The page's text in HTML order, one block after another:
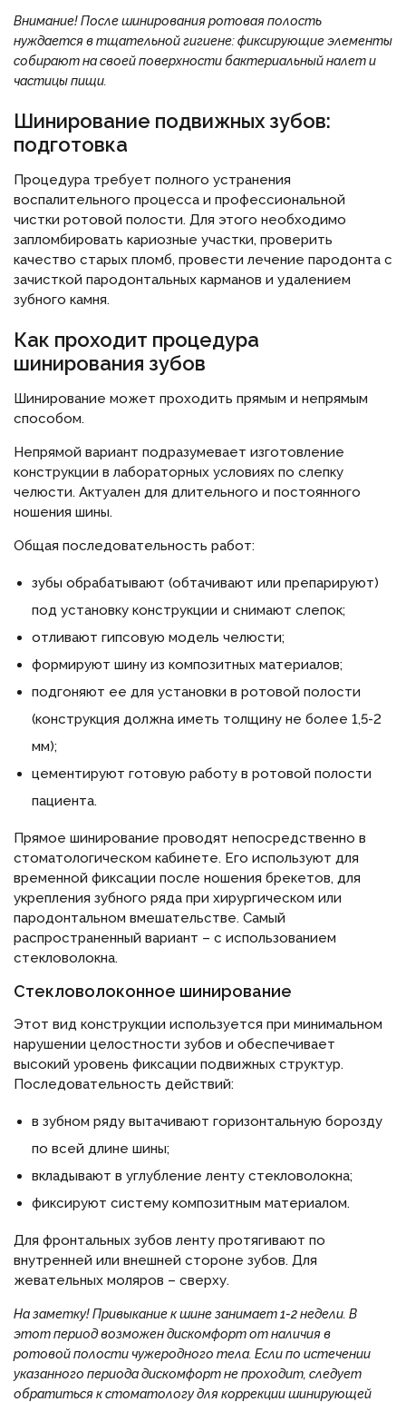
Внимание!После шинирования ротовая полость
нуждается в тщательной гигиене: фиксирующие элементы
собирают на своей поверхности бактериальный налет и
частицы пищи.
Шинирование подвижных зубов:
подготовка
Процедура требует полного устранения
воспалительного процесса и профессиональной
чистки ротовой полости. Для этого необходимо
запломбировать кариозные участки, проверить
качество старых пломб, провести лечение пародонта с
зачисткой пародонтальных карманов и удалением
зубного камня.
Как проходит процедура
шинирования зубов
Шинирование может проходить прямым и непрямым
способом.
Непрямой вариант подразумевает изготовление
конструкции в лабораторных условиях по слепку
челюсти. Актуален для длительного и постоянного
ношения шины.
Общая последовательность работ:
зубы обрабатывают (обтачивают или препарируют)
под установку конструкции и снимают слепок;
отливают гипсовую модель челюсти;
формируют шину из композитных материалов;
подгоняют ее для установки в ротовой полости
(конструкция должна иметь толщину не более 1,5-2
мм);
цементируют готовую работу в ротовой полости
пациента.
Прямое шинирование проводят непосредственно в
стоматологическом кабинете. Его используют для
временной фиксации после ношения брекетов, для
укрепления зубного ряда при хирургическом или
пародонтальном вмешательстве. Самый
распространенный вариант – с использованием
стекловолокна.
Стекловолоконное шинирование
Этот вид конструкции используется при минимальном
нарушении целостности зубов и обеспечивает
высокий уровень фиксации подвижных структур.
Последовательность действий:
в зубном ряду вытачивают горизонтальную борозду
по всей длине шины;
вкладывают в углубление ленту стекловолокна;
фиксируют систему композитным материалом.
Для фронтальных зубов ленту протягивают по
внутренней или внешней стороне зубов. Для
жевательных моляров – сверху.
На заметку!Привыкание к шине занимает 1-2 недели. В
этот период возможен дискомфорт от наличия в
ротовой полости чужеродного тела. Если по истечении
указанного периода дискомфорт не проходит, следует
обратиться к стоматологу для коррекции шинирующей